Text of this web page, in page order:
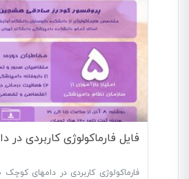
فایل فارماکولوژی کاربردی
فارماکولوژی کاربردی در دامهای کوچک